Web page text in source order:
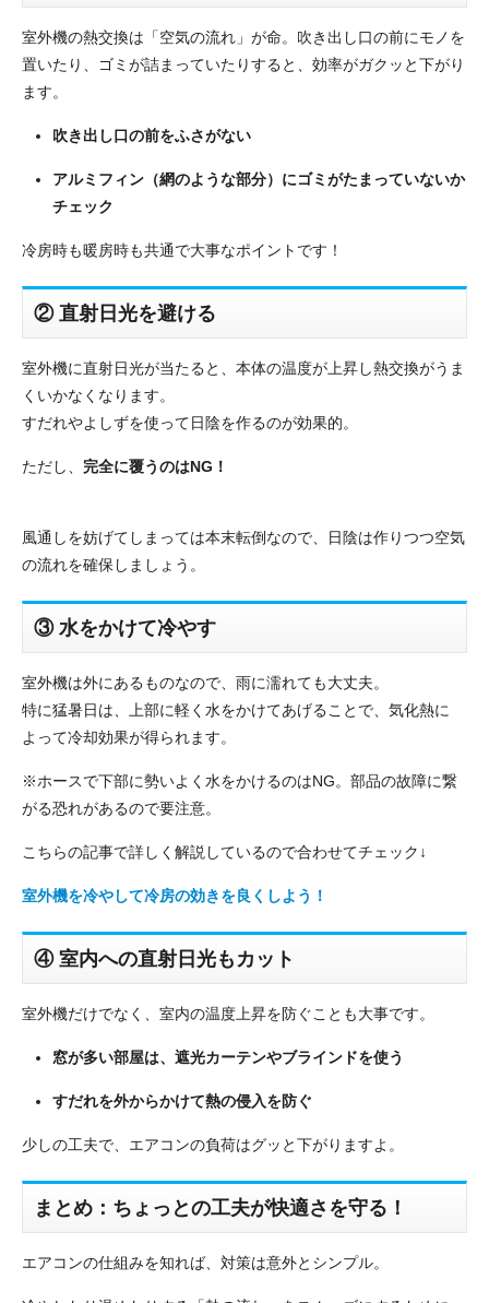
室外機の熱交換は「空気の流れ」が命。吹き出し口の前にモノを
置いたり、ゴミが詰まっていたりすると、効率がガクッと下がり
ます。
吹き出し口の前をふさがない
アルミフィン（網のような部分）にゴミがたまっていないか
チェック
冷房時も暖房時も共通で大事なポイントです！
② 直射日光を避ける
室外機に直射日光が当たると、本体の温度が上昇し熱交換がうま
くいかなくなります。
すだれやよしずを使って日陰を作るのが効果的。
ただし、 完全に覆うのはNG！
風通しを妨げてしまっては本末転倒なので、日陰は作りつつ空気
の流れを確保しましょう。
③ 水をかけて冷やす
室外機は外にあるものなので、雨に濡れても大丈夫。
特に猛暑日は、上部に軽く水をかけてあげることで、気化熱に
よって冷却効果が得られます。
※ホースで下部に勢いよく水をかけるのはNG。部品の故障に繋
がる恐れがあるので要注意。
こちらの記事で詳しく解説しているので合わせてチェック↓
室外機を冷やして冷房の効きを良くしよう！
④ 室内への直射日光もカット
室外機だけでなく、室内の温度上昇を防ぐことも大事です。
窓が多い部屋は、遮光カーテンやブラインドを使う
すだれを外からかけて熱の侵入を防ぐ
少しの工夫で、エアコンの負荷はグッと下がりますよ。
まとめ：ちょっとの工夫が快適さを守る！
エアコンの仕組みを知れば、対策は意外とシンプル。